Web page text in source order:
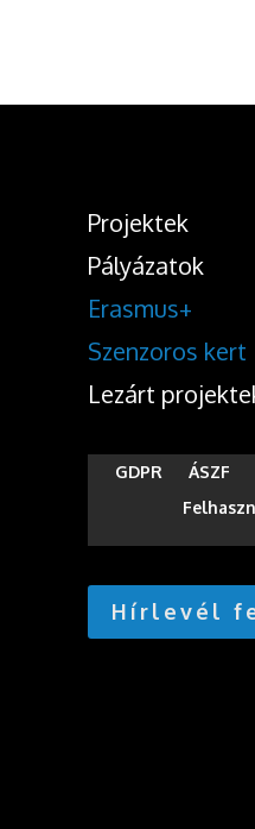
Projektek
Pályázatok
Erasmus+
Szenzoros kert
Lezárt
GDPR ÁSZF
Hírlevél